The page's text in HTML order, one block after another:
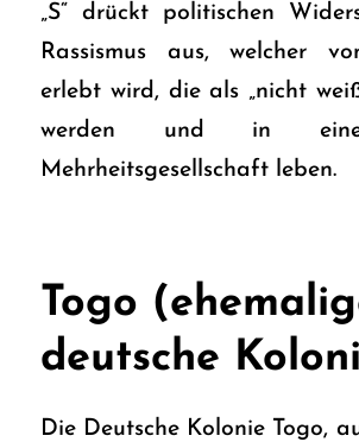
„S“ drückt politischen
Rassismus aus, welcher
erlebt wird, die als „nicht
werden und in
Mehrheitsgesellschaft leben.
Togo
deutsche
Die Deutsche Kolonie Togo,